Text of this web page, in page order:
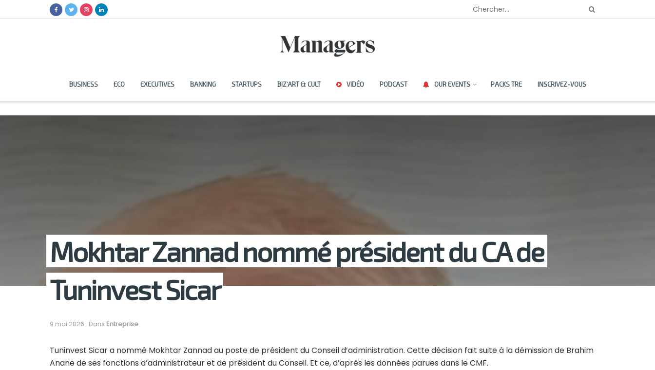
BUSINESS ECO EXECUTIVES BANKING STARTUPS BIZ’ART & CULT VIDÉO PODCAST OUR EVENTS PACKS TRE INSCRIVEZ-VOUS
Mokhtar Zannad nommé président du CA de
Tuninvest Sicar
9 mai 2026 Dans Entreprise
Tuninvest Sicar a nommé Mokhtar Zannad au poste de président du Conseil d’administration. Cette décision fait suite à la démission de Brahim
Anane de ses fonctions d’administrateur et de président du Conseil. Et ce, d’après les données parues dans le CMF.